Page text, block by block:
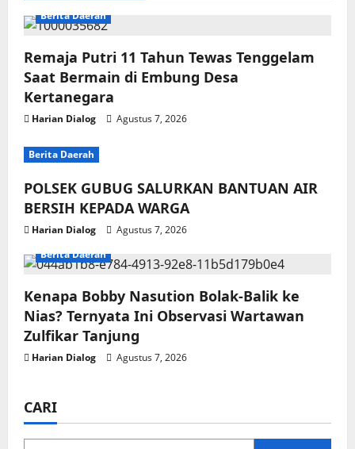
Berita Daerah
Remaja Putri 11 Tahun Tewas Tenggelam
Saat Bermain di Embung Desa
Kertanegara
Harian Dialog Agustus 7, 2026
Berita Daerah
POLSEK GUBUG SALURKAN BANTUAN AIR
BERSIH KEPADA WARGA
Harian Dialog
Agustus 7, 2026
Berita Daerah
Kenapa Bobby Nasution Bolak-Balik ke
Nias? Ternyata Ini Observasi Wartawan
Zulfikar Tanjung
Harian Dialog Agustus 7, 2026
CARI